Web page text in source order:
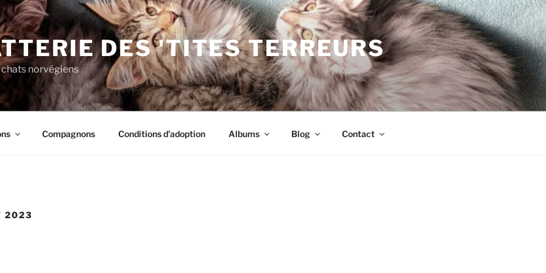
DES 'TITES TERREURS
norvégiens
Compagnons Conditions d’adoption Albums Blog Contact
2023